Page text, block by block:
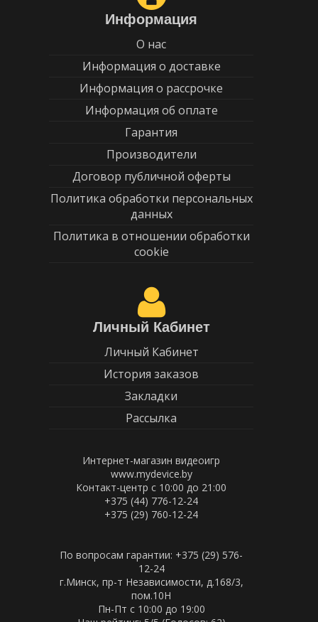
Информация
О нас
Информация о доставке
Информация о рассрочке
Информация об оплате
Гарантия
Производители
Договор публичной оферты
Политика обработки персональных
данных
Политика в отношении обработки
cookie
Личный Кабинет
Личный Кабинет
История заказов
Закладки
Рассылка
Интернет-магазин видеоигр
www.mydevice.by
Контакт-центр с 10:00 до 21:00
+375 (44) 776-12-24
+375 (29) 760-12-24
По вопросам гарантии: +375 (29) 576-
12-24
г.Минск, пр-т Независимости, д.168/3,
пом.10Н
Пн-Пт c 10:00 до 19:00